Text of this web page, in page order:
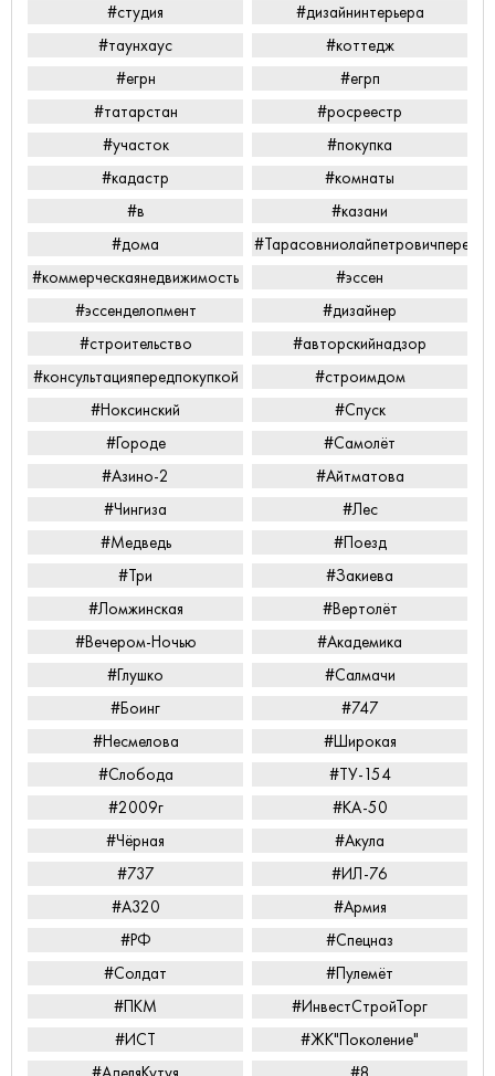
#студия
#дизайнинтерьера
#таунхаус
#коттедж
#егрн
#егрп
#татарстан
#росреестр
#участок
#покупка
#кадастр
#комнаты
#в
#казани
#дома
#коммерческаянедвижимость
#эссен
#эссенделопмент
#дизайнер
#строительство
#авторскийнадзор
#консультацияпередпокупкой
#строимдом
#Ноксинский
#Спуск
#Городе
#Самолёт
#Азино-2
#Айтматова
#Чингиза
#Лес
#Медведь
#Поезд
#Три
#Закиева
#Ломжинская
#Вертолёт
#Вечером-Ночью
#Академика
#Глушко
#Салмачи
#Боинг
#747
#Несмелова
#Широкая
#Слобода
#ТУ-154
#2009г
#КА-50
#Чёрная
#Акула
#737
#ИЛ-76
#А320
#Армия
#РФ
#Спецназ
#Солдат
#Пулемёт
#ПКМ
#ИнвестСтройТорг
#ИСТ
#ЖК"Поколение"